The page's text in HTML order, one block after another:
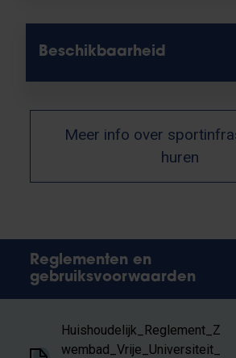
Beschikbaarheid
Meer info over
huren
Reglementen en
gebruiksvoorwaarden
Huishoudelijk_Reglement_Z
wembad_Vrije_Universiteit_